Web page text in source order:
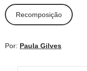
Recomposição
Por: Paula Gilves